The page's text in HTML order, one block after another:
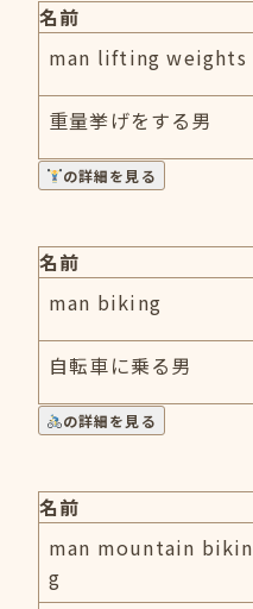
名前
man lifting weights
重量挙げをする男
の詳細を見る
名前
man biking
自転車に乗る男
の詳細を見る
名前
man mountain bikin
g